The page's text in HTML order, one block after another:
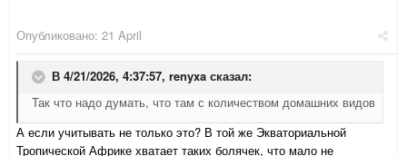
Опубликовано: 21 April
В 4/21/2026, 4:37:57, renyxa сказал:
Так что надо думать, что там с количеством домашних видов
А если учитывать не только это? В той же Экваториальной
Тропической Африке хватает таких болячек, что мало не